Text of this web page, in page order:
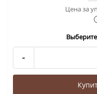
Цена за
-